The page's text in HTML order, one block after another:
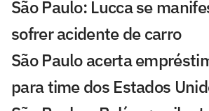
São Paulo: Lucca se
sofrer acidente de carro
São Paulo acerta
para time dos Estados